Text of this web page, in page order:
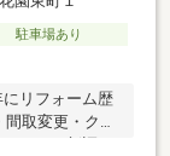
駐車場あり
リフォーム歴
取変更・クロ